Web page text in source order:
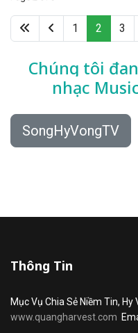
1 2 3
Chúng tôi
nhạc
SongHyVongTV
Thông Tin
Mục Vụ Chia Sẻ Niềm Tin, Hy
www.quangharvest.com